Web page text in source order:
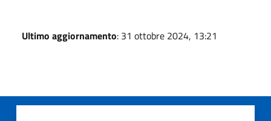
Ultimo aggiornamento: 31 ottobre 2024, 13:21